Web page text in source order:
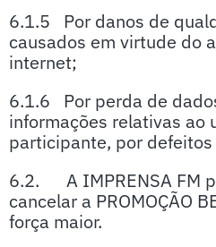
6.1.5 Por danos de
causados em virtude do
internet;
6.1.6 Por perda de
informações relativas ao
participante, por
6.2. A IMPRENSA FM
cancelar a PROMOÇÃO
força maior.